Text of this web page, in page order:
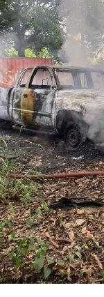
Municipal de
del alcalde de
Muñoz, y
Reinserción
Amatlán de los
Aunque durante
policías
corresponde
momento, las
jurídica del
El caso
corporación
autoridades
reforzamiento de
públicos